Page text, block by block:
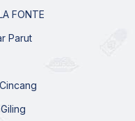
FONTE
Parut